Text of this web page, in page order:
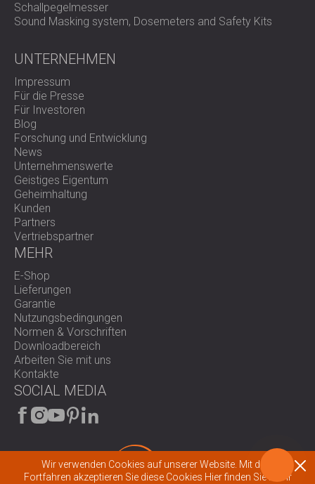
Schallpegelmesser
Sound Masking system, Dosemeters and Safety Kits
UNTERNEHMEN
Impressum
Für die Presse
Für Investoren
Blog
Forschung und Entwicklung
News
Unternehmenswerte
Geistiges Eigentum
Geheimhaltung
Kunden
Partners
Vertriebspartner
MEHR
E-Shop
Lieferungen
Garantie
Nutzungsbedingungen
Normen & Vorschriften
Downloadbereich
Arbeiten Sie mit uns
Kontakte
SOCIAL MEDIA
Wir verwenden Cookies auf unserer Website. Mit dem
Fortfahren akzeptieren Sie diese Cookies Hier finden Sie mehr